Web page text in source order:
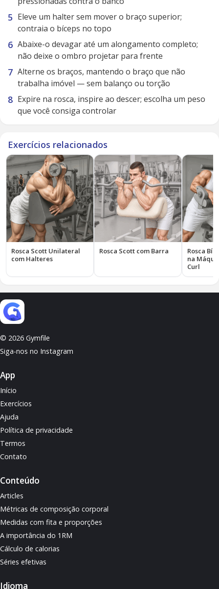
Eleve um halter sem mover o braço superior;
contraia o bíceps no topo
Abaixe-o devagar até um alongamento completo;
não deixe o ombro projetar para frente
Alterne os braços, mantendo o braço que não
trabalha imóvel — sem balanço ou torção
Expire na rosca, inspire ao descer; escolha um peso
que você consiga controlar
Exercícios relacionados
Rosca Scott Unilateral
com Halteres
Rosca Scott com Barra
Rosca
na
Curl
© 2026 Gymfile
Siga-nos no Instagram
App
Início
Exercícios
Ajuda
Política de privacidade
Termos
Contato
Conteúdo
Articles
Métricas de composição corporal
Medidas com fita e proporções
A importância do 1RM
Cálculo de calorias
Séries efetivas
Idioma